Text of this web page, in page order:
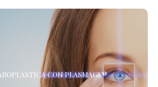
CON PLASMAGE®
CON PLASMAGE®
Non Chirurgica, senza Anestesia. Presso i